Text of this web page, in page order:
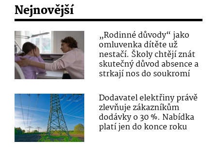
Nejnovější
„Rodinné důvody“ jako
omluvenka dítěte už
nestačí. Školy chtějí znát
skutečný důvod absence a
strkají nos do soukromí
Dodavatel elektřiny právě
zlevňuje zákazníkům
dodávky o 30 %. Nabídka
platí jen do konce roku